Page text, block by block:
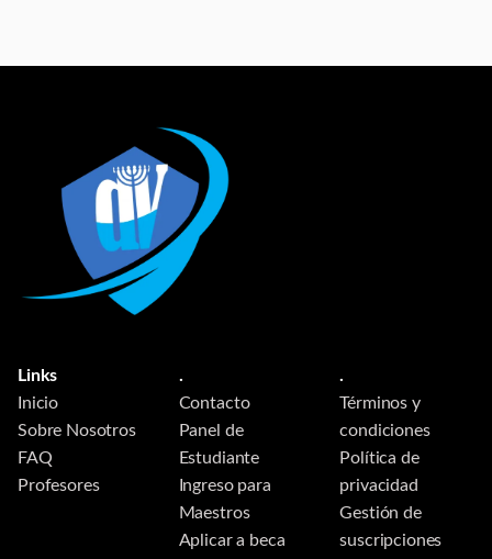
Links
Inicio
Sobre Nosotros
FAQ
Profesores
.
Contacto
Panel de
Estudiante
Ingreso para
Maestros
Aplicar a beca
.
Términos y
condiciones
Política de
privacidad
Gestión de
suscripciones